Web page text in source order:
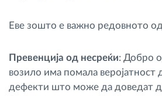
Еве зошто е важно редовното
Превенција од несреќи: Добро
возило има помала веројатност
дефекти што може да доведат